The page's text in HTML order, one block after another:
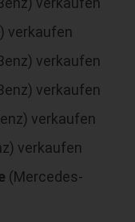
verkaufen
verkaufen
verkaufen
verkaufen
verkaufen
(Mercedes-